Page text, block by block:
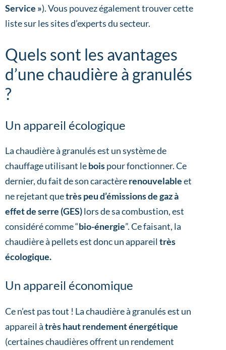
Service »). Vous pouvez également trouver cette
liste sur les sites d’experts du secteur.
Quels sont les avantages
d’une chaudière à granulés
?
Un appareil écologique
La chaudière à granulés est un système de
chauffage utilisant leboispour fonctionner. Ce
dernier, du fait de son caractèrerenouvelableet
ne rejetant quetrès peu d’émissions de gaz à
effet de serre (GES)lors de sa combustion, est
considéré comme “bio-énergie”. Ce faisant, la
chaudière à pellets est donc un appareil très
écologique.
Un appareil économique
Ce n’est pas tout ! La chaudière à granulés est un
appareil àtrès haut rendement énergétique
(certaines chaudières offrent un rendement